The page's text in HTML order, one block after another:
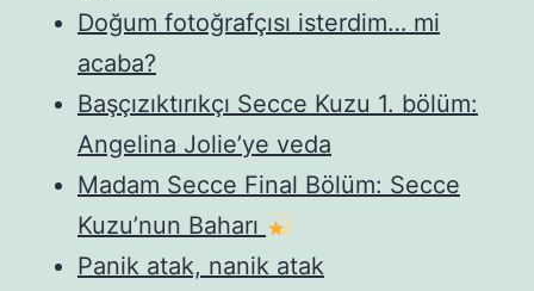
Doğum fotoğrafçısı isterdim… mi
acaba?
Başçızıktırıkçı Secce Kuzu 1. bölüm:
Angelina Jolie’ye veda
Madam Secce Final Bölüm: Secce
Kuzu’nun Baharı
Panik atak, nanik atak